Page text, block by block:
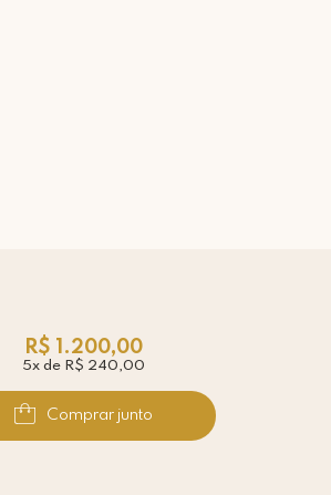
R$ 1.200,00
5x de R$ 240,00
Comprar junto